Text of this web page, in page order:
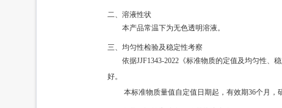
二、溶液性状
本产品常温下为无色透明溶液。
三、均匀性检验及稳定性考察
依据JJF1343-2022《标准物质的定值及均匀性
好。
本标准物质量值自定值日期起，有效期36个月，研